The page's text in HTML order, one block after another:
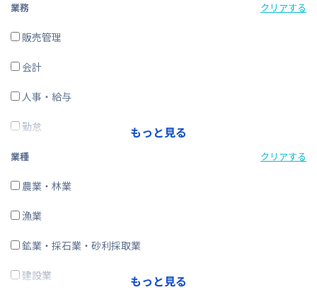
業務 クリアする
販売管理
会計
人事・給与
勤怠
経費精算
CRM・SFA
ERP
在庫購買
その他
もっと見る
業種 クリアする
農業・林業
漁業
鉱業・採石業・砂利採取業
建設業 もっと見る